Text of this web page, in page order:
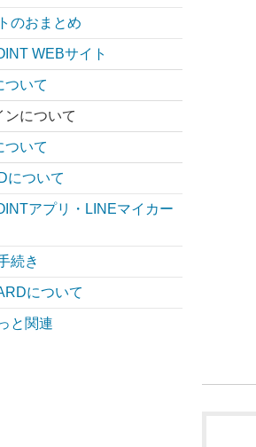
のおまとめ
WEBサイト
ついて
ンについて
ついて
について
アプリ・LINEマイカー
続き
について
と関連